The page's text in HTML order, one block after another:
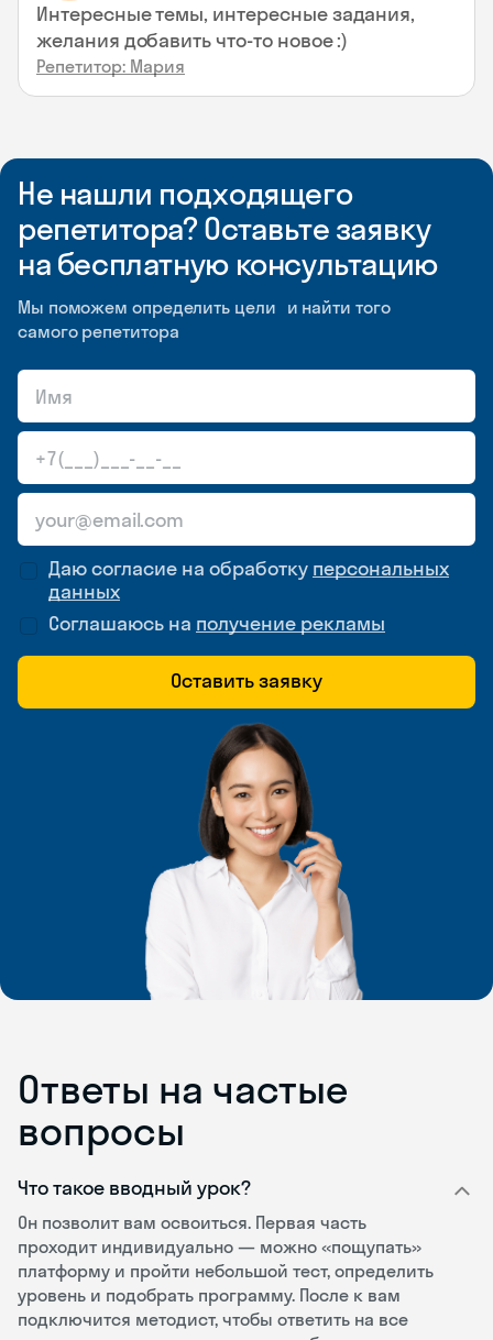
Интересные темы, интересные задания,
желания добавить что-то новое :)
Репетитор: Мария
Не нашли подходящего
репетитора? Оставьте заявку
на бесплатную консультацию
Мы поможем определить цели и найти того
самого репетитора
Даю согласие на обработку персональных
данных
Соглашаюсь на получение рекламы
Оставить заявку
Ответы на частые
вопросы
Что такое вводный урок?
Он позволит вам освоиться. Первая часть
проходит индивидуально — можно «пощупать»
платформу и пройти небольшой тест, определить
уровень и подобрать программу. После к вам
подключится методист, чтобы ответить на все